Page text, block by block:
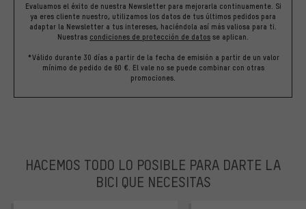
Evaluamos el éxito de nuestra Newsletter para mejorarla continuamente. Si
ya eres cliente nuestro, utilizamos los datos de tus últimos pedidos para
adaptar la Newsletter a tus intereses, haciéndola así más valiosa para ti.
Nuestras condiciones de protección de datos se aplican.
*Válido durante 30 días a partir de la fecha de emisión a partir de un valor
mínimo de pedido de 60 €. El vale no se puede combinar con otras
promociones.
HACEMOS TODO LO POSIBLE PARA DARTE LA
BICI QUE NECESITAS